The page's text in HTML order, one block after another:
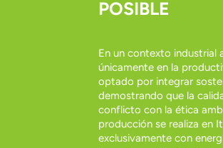
POSIBLE
En un contexto industrial
únicamente en la
optado por integrar
demostrando que la
conflicto con la ética
producción se realiza en
exclusivamente con